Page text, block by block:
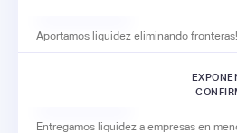
Aportamos liquidez eliminando
Entregamos liquidez a empresas en